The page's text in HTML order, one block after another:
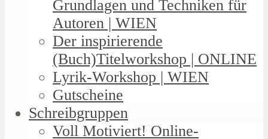
Grundlagen und Techniken für
Autoren | WIEN
Der inspirierende
(Buch)Titelworkshop | ONLINE
Lyrik-Workshop | WIEN
Gutscheine
Schreibgruppen
Voll Motiviert! Online-